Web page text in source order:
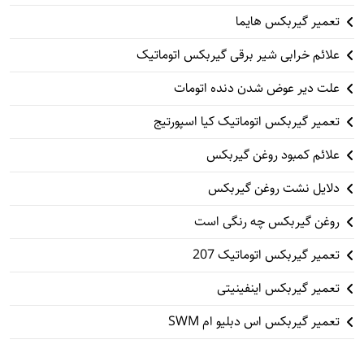
تعمیر گیربکس هایما
علائم خرابی شیر برقی گیربکس اتوماتیک
علت دیر عوض شدن دنده اتومات
تعمیر گیربکس اتوماتیک کیا اسپورتیج
علائم کمبود روغن گیربکس
دلایل نشت روغن گیربکس
روغن گیربکس چه رنگی است
تعمیر گیربکس اتوماتیک 207
تعمیر گیربکس اینفینیتی
تعمیر گیربکس اس دبلیو ام SWM